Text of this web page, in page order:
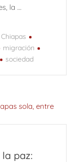
la …
Chiapas
migración
sociedad
paz: